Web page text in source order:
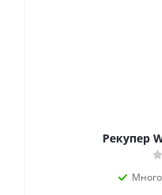
Рекупер
Много